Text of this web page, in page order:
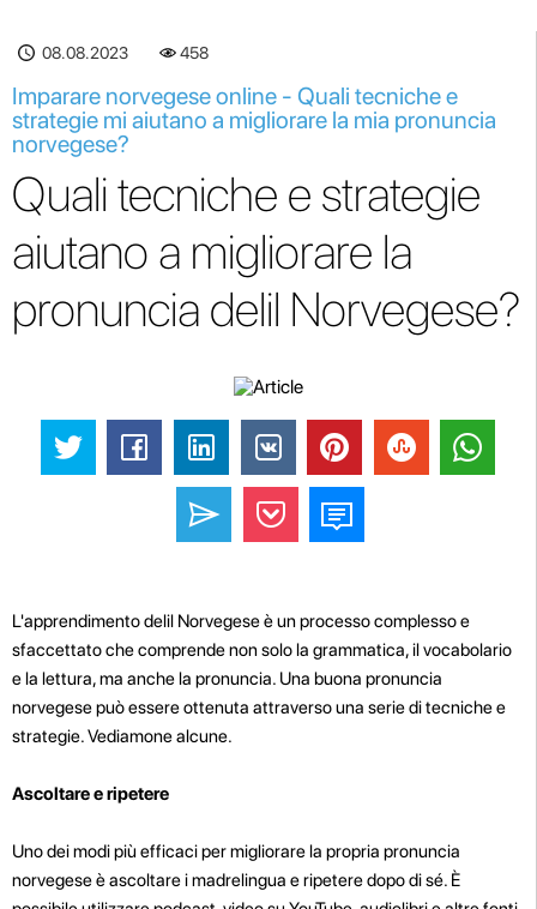
08.08.2023 458
Imparare norvegese online - Quali tecniche e
strategie mi aiutano a migliorare la mia pronuncia
norvegese?
Quali tecniche e strategie
aiutano a migliorare la
pronuncia delil Norvegese?
L'apprendimento delil Norvegese è un processo complesso e
sfaccettato che comprende non solo la grammatica, il vocabolario
e la lettura, ma anche la pronuncia. Una buona pronuncia
norvegese può essere ottenuta attraverso una serie di tecniche e
strategie. Vediamone alcune.
Ascoltare e ripetere
Uno dei modi più efficaci per migliorare la propria pronuncia
norvegese è ascoltare i madrelingua e ripetere dopo di sé. È